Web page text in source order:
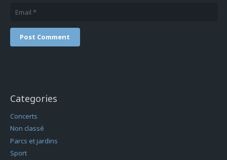
Post Comment
Categories
Concerts
Non classé
Parcs et jardins
Sport